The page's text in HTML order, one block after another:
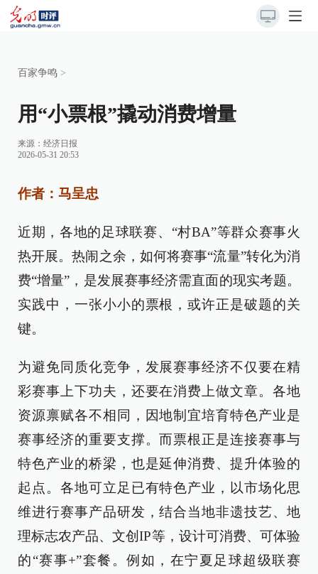
百家争鸣 >
用“小票根”撬动消费增量
来源： 经济日报
2026-05-31 20:53
作者：马呈忠
近期，各地的足球联赛、“村BA”等群众赛事火
热开展。热闹之余，如何将赛事“流量”转化为消
费“增量”，是发展赛事经济需直面的现实考题。
实践中，一张小小的票根，或许正是破题的关
键。
为避免同质化竞争，发展赛事经济不仅要在精
彩赛事上下功夫，还要在消费上做文章。各地
资源禀赋各不相同，因地制宜培育特色产业是
赛事经济的重要支撑。而票根正是连接赛事与
特色产业的桥梁，也是延伸消费、提升体验的
起点。各地可立足已有特色产业，以市场化思
维进行赛事产品研发，结合当地非遗技艺、地
理标志农产品、文创IP等，设计可消费、可体验
的“赛事+”套餐。例如，在宁夏足球超级联赛